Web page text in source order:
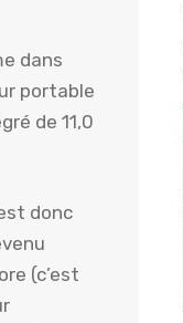
dans
portable
de 11,0
donc
(c’est